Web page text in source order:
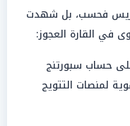
فحسب، بل شهدت
في القارة العجوز:
حساب سبورتنج
لمنصات التتويج